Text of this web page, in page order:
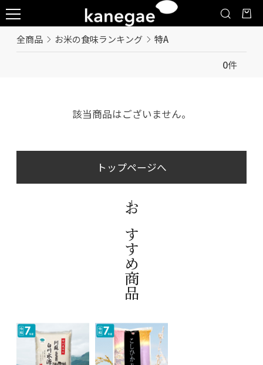
全商品 お米の食味ランキング 特A
0件
該当商品はございません。
トップページへ
おすすめ商品